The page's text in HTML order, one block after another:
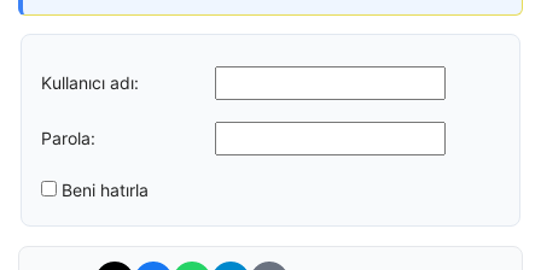
Kullanıcı adı:
Parola:
Beni hatırla